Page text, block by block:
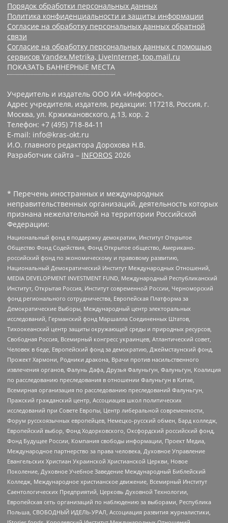
Порядок обработки персональных данных
Политика конфиденциальности и защиты информации
Согласие на обработку персональных данных обратной
связи
Согласие на обработку персональных данных с помощью
сервисов Yandex.Metrika, LiveInternet, top.mail.ru
ПОКАЗАТЬ БАННЕРНЫЕ МЕСТА
Учредитель и издатель ООО ИА «Инфорос».
Адрес учредителя, издателя, редакции: 117218, Россия, г.
Москва, ул. Кржижановского, д.13, кор. 2
Телефон: +7 (495) 718-84-11
E-mail: info@kras-okt.ru
И.О. главного редактора Дорохова Н.В.
Разработчик сайта – INFOROS 2026
* Перечень иностранных и международных
неправительственных организаций, деятельность которых
признана нежелательной на территории Российской
Федерации:
Национальный фонд в поддержку демократии, Институт Открытое
Общество Фонд Содействия, Фонд Открытое общество, Американо-
российский фонд по экономическому и правовому развитию,
Национальный Демократический Институт Международных Отношений,
MEDIA DEVELOPMENT INVESTMENT FUND, Международный Республиканский
Институт, Открытая Россия, Институт современной России, Черноморский
фонд регионального сотрудничества, Европейская Платформа за
Демократические Выборы, Международный центр электоральных
исследований, Германский фонд Маршалла Соединенных Штатов,
Тихоокеанский центр защиты окружающей среды и природных ресурсов,
Свободная Россия, Всемирный конгресс украинцев, Атлантический совет,
Человек в беде, Европейский фонд за демократию, Джеймстаунский фонд,
Прожект Хармони, Родники дракона, Врачи против насильственного
извлечения органов, Фалунь Дафа, Друзья Фалуньгун, Фалуньгун, Коалиция
по расследованию преследования в отношении Фалуньгун в Китае,
Всемирная организация по расследованию преследований Фалуньгун,
Пражский гражданский центр, Ассоциация школ политических
исследований при Совете Европы, Центр либеральной современности,
Форум русскоязычных европейцев, Немецко-русский обмен, Бард колледж,
Европейский выбор, Фонд Ходорковского, Оксфордский российский фонд,
Фонд Будущее России, Компания свободы информации, Проект Медиа,
Международное партнерство за права человека, Духовное Управление
Евангельских Христиан Украинской Христианской Церкви, Новое
Поколение, Духовное Учебное Заведение Международный Библейский
Колледж, Международное христианское движение, Всемирный Институт
Саентологических Предприятий, Церковь Духовной Технологии,
Европейская сеть организаций по наблюдению за выборами, Республика
Польша, СВОБОДНЫЙ ИДЕЛЬ-УРАЛ, Ассоциация развития журналистики,